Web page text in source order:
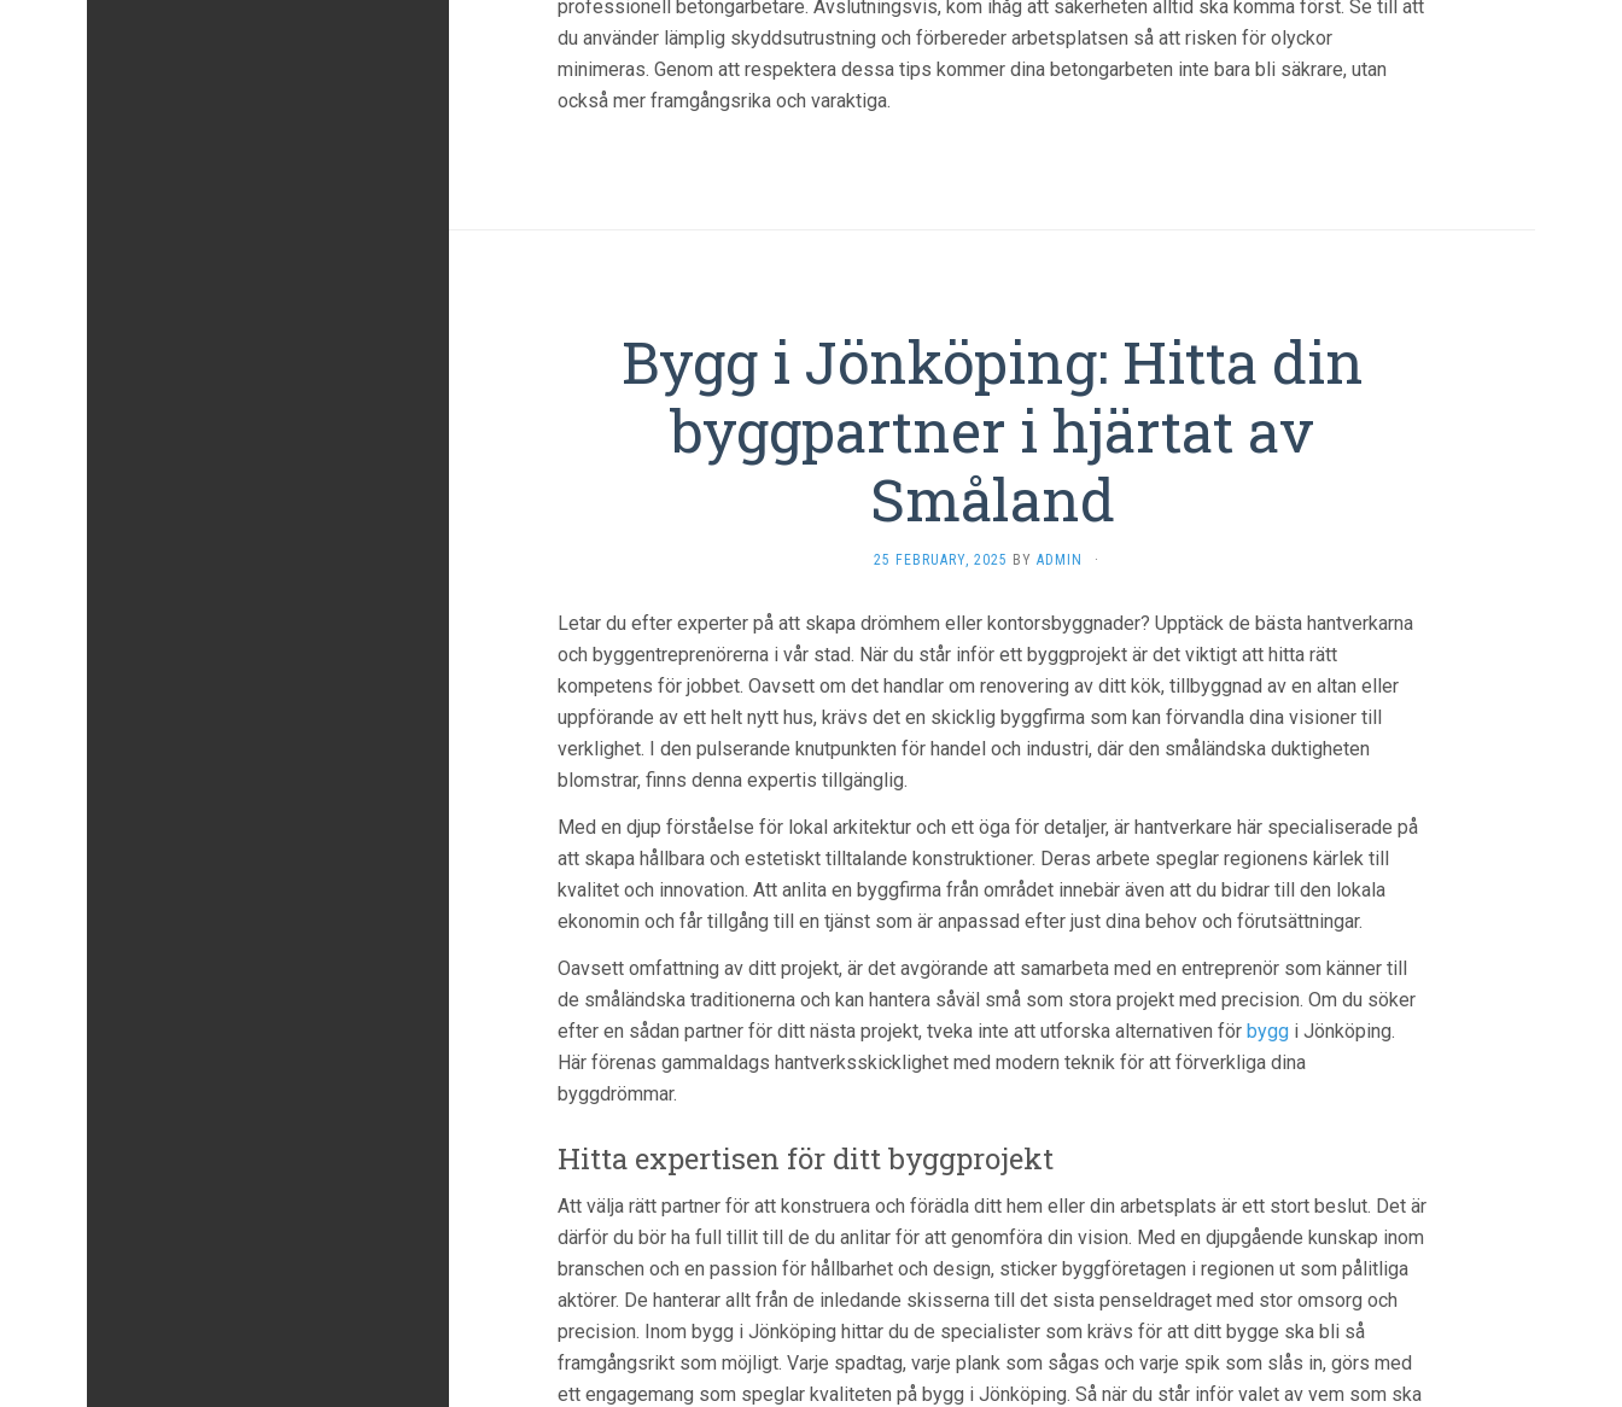
professionell betongarbetare. Avslutningsvis, kom ihåg att säkerheten alltid ska komma först. Se till att
du använder lämplig skyddsutrustning och förbereder arbetsplatsen så att risken för olyckor
minimeras. Genom att respektera dessa tips kommer dina betongarbeten inte bara bli säkrare, utan
också mer framgångsrika och varaktiga.
Bygg i Jönköping: Hitta din
byggpartner i hjärtat av
Småland
25 FEBRUARY, 2025 BY ADMIN ·
Letar du efter experter på att skapa drömhem eller kontorsbyggnader? Upptäck de bästa hantverkarna
och byggentreprenörerna i vår stad. När du står inför ett byggprojekt är det viktigt att hitta rätt
kompetens för jobbet. Oavsett om det handlar om renovering av ditt kök, tillbyggnad av en altan eller
uppförande av ett helt nytt hus, krävs det en skicklig byggfirma som kan förvandla dina visioner till
verklighet. I den pulserande knutpunkten för handel och industri, där den småländska duktigheten
blomstrar, finns denna expertis tillgänglig.
Med en djup förståelse för lokal arkitektur och ett öga för detaljer, är hantverkare här specialiserade på
att skapa hållbara och estetiskt tilltalande konstruktioner. Deras arbete speglar regionens kärlek till
kvalitet och innovation. Att anlita en byggfirma från området innebär även att du bidrar till den lokala
ekonomin och får tillgång till en tjänst som är anpassad efter just dina behov och förutsättningar.
Oavsett omfattning av ditt projekt, är det avgörande att samarbeta med en entreprenör som känner till
de småländska traditionerna och kan hantera såväl små som stora projekt med precision. Om du söker
efter en sådan partner för ditt nästa projekt, tveka inte att utforska alternativen för bygg i Jönköping.
Här förenas gammaldags hantverksskicklighet med modern teknik för att förverkliga dina
byggdrömmar.
Hitta expertisen för ditt byggprojekt
Att välja rätt partner för att konstruera och förädla ditt hem eller din arbetsplats är ett stort beslut. Det är
därför du bör ha full tillit till de du anlitar för att genomföra din vision. Med en djupgående kunskap inom
branschen och en passion för hållbarhet och design, sticker byggföretagen i regionen ut som pålitliga
aktörer. De hanterar allt från de inledande skisserna till det sista penseldraget med stor omsorg och
precision. Inom bygg i Jönköping hittar du de specialister som krävs för att ditt bygge ska bli så
framgångsrikt som möjligt. Varje spadtag, varje plank som sågas och varje spik som slås in, görs med
ett engagemang som speglar kvaliteten på bygg i Jönköping. Så när du står inför valet av vem som ska